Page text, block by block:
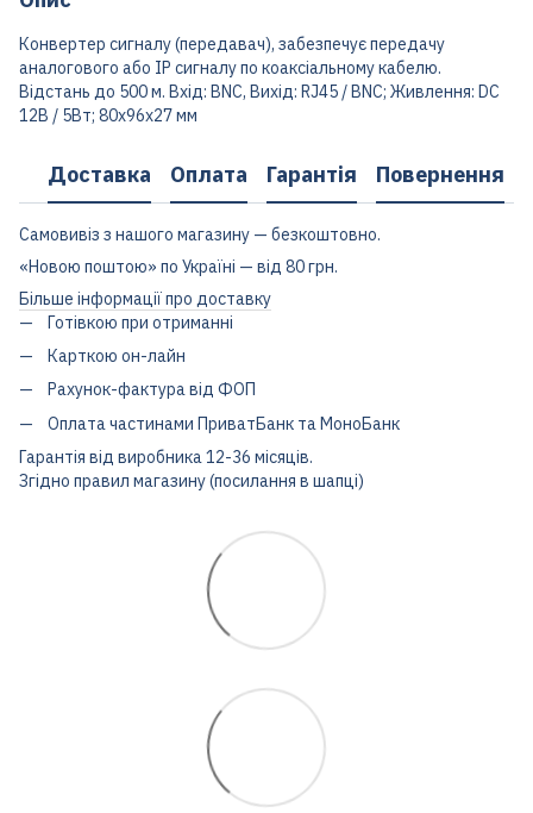
Конвертер сигналу (передавач), забезпечує передачу
аналогового або IP сигналу по коаксіальному кабелю.
Відстань до 500 м. Вхід: BNC, Вихід: RJ45 / BNC; Живлення: DC
12В / 5Вт; 80x96x27 мм
Доставка Оплата Гарантія Повернення
Самовивіз з нашого магазину — безкоштовно.
«Новою поштою» по Україні — від 80 грн.
Більше інформації про доставку
Готівкою при отриманні
Карткою он-лайн
Рахунок-фактура від ФОП
Оплата частинами ПриватБанк та МоноБанк
Гарантія від виробника 12-36 місяців.
Згідно правил магазину (посилання в шапці)